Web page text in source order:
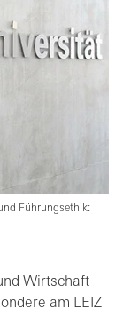
Führungsethik:
Wirtschaft
am LEIZ